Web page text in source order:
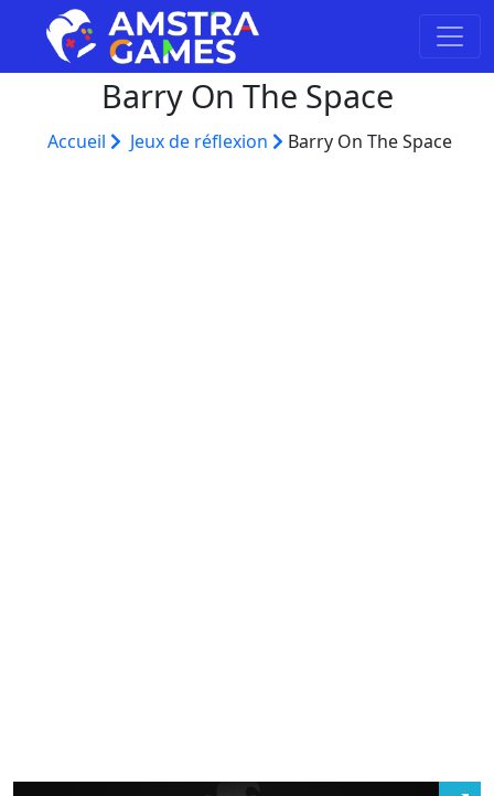
Barry On The Space
Accueil Jeux de réflexion Barry On The Space